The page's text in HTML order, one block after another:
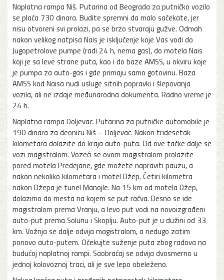
Naplatna rampa Niš. Putarina od Beograda za putničko vozilo
se plaća 730 dinara. Budite spremni da malo sačekate, jer
nisu otvoreni svi prolazi, pa se brzo stvaraju gužve. Odmah
nakon velikog natpisa Nais je isključenje koje Vas vodi do
Jugopetrolove pumpe (radi 24 h, nema gas), do motela Nais
koji je sa leve strane puta, kao i do baze AMSS, u okviru koje
je pumpa za auto-gas i gde primaju samo gotovinu. Baza
AMSS kod Naisa nudi usluge sitnih popravki i šlepovanja
vozila, ali ne izdaje međunarodna dokumenta. Radno vreme je
24 h.
Naplatna rampa Doljevac. Putarina za putničke automobile je
190 dinara za deonicu Niš – Doljevac. Nakon tridesetak
kilometara dolazite do kraja auto-puta. Od ove tačke dalje se
vozi magistralom. Vozeći se ovom magistralom prolazite
pored motela Predejane, gde možete napraviti pauzu, a
nakon nekoliko kilometara i motel Džep. Četiri kilometra
nakon Džepa je tunel Manojle. Na 15 km od motela Džep,
dolazimo do mesta na kojem se put račva. Desno se ide
magistralom prema Vranju, a levo put vodi na novoizgrađeni
auto-put prema Solunu i Skoplju. Auto-put je u dužini od 33
km. Vožnja se dalje odvija magistralom, a nedugo zatim
ponovo auto-putem. Očekujte suženje puta zbog radova na
budućoj naplatnoj rampi. Saobraćaj se odvija dvosmerno u
jednoj kolovoznoj traci, ali je sve lepo obeleženo.